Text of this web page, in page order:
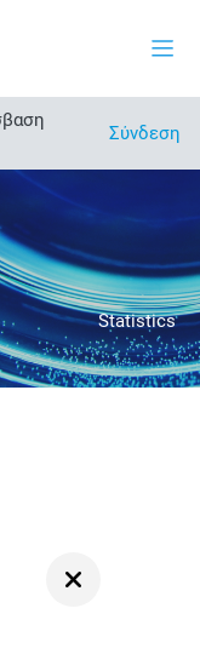
Σύνδεση
Statistics